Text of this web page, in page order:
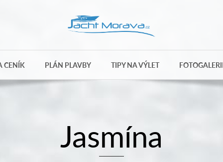
CENÍK PLÁN PLAVBY TIPY NA VÝLET
Jasmína